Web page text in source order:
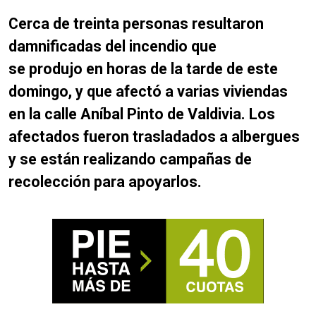
Cerca de treinta personas resultaron
damnificadas del incendio que
se produjo en horas de la tarde de este
domingo, y que afectó a varias viviendas
en la calle Aníbal Pinto de Valdivia. Los
afectados fueron trasladados a albergues
y se están realizando campañas de
recolección para apoyarlos.